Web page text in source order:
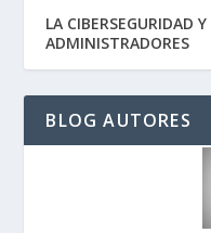
LA CIBERSEGURIDAD
ADMINISTRADORES
BLOG AUTORES